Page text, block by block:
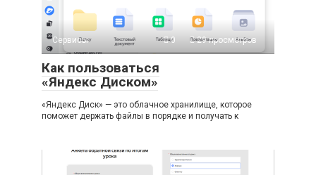
Сервисы 0 29 просмотров
Как пользоваться
«Яндекс Диском»
«Яндекс Диск» — это облачное хранилище, которое
поможет держать файлы в порядке и получать к